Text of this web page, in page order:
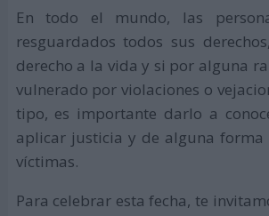
En todo el mundo, las
resguardados todos sus
derecho a la vida y si por alguna
vulnerado por violaciones o
tipo, es importante darlo a
aplicar justicia y de alguna
víctimas.
Para celebrar esta fecha, te